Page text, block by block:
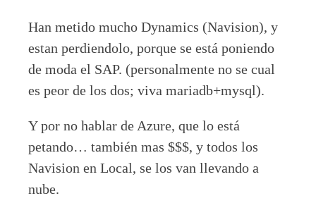
Han metido mucho Dynamics (Navision), y
estan perdiendolo, porque se está poniendo
de moda el SAP. (personalmente no se cual
es peor de los dos; viva mariadb+mysql).
Y por no hablar de Azure, que lo está
petando… también mas $$$, y todos los
Navision en Local, se los van llevando a
nube.